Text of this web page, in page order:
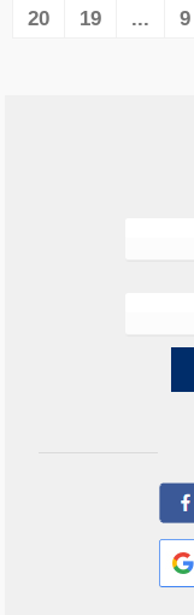
9
...
19
20